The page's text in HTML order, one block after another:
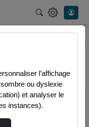
Rechercher
l’affichage
ou dyslexie
et analyser le
instances).